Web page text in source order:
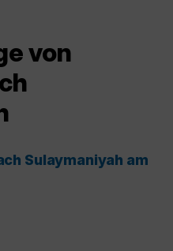
von
Sulaymaniyah am